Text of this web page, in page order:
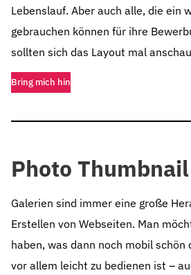
Lebenslauf. Aber auch alle, die ein
gebrauchen können für ihre
sollten sich das Layout mal
Bring mich hin
Photo
Galerien sind immer eine große
Erstellen von Webseiten. Man
haben, was dann noch mobil
vor allem leicht zu bedienen ist –